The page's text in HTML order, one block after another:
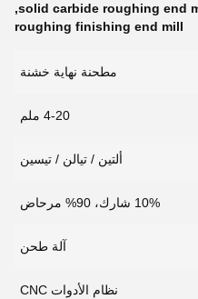
solid carbide roughing end
,
roughing finishing end mill
مطحنة نهاية خشنة
4-20 ملم
ألتين / تيالن / تيسين
10% شارك، 90% مرحاض
آلة طحن
نظام الأدوات CNC